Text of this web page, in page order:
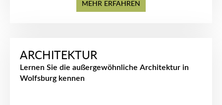
MEHR ERFAHREN
ARCHITEKTUR
Lernen Sie die außergewöhnliche Architektur in
Wolfsburg kennen